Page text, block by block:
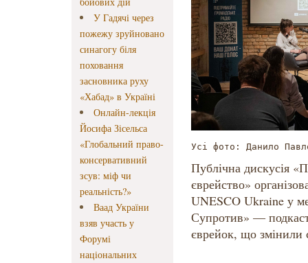
У Гадячі через
пожежу зруйновано
синагогу біля
поховання
засновника руху
«Хабад» в Україні
Онлайн-лекція
Йосифа Зісельса
«Глобальний право-
консервативний
зсув: міф чи
реальність?»
Ваад України
взяв участь у
Форумі
національних
Усі фото: Данило
Публічна дискусія
єврейство»
UNESCO Ukraine у
Супротив» —
єврейок, що змінили